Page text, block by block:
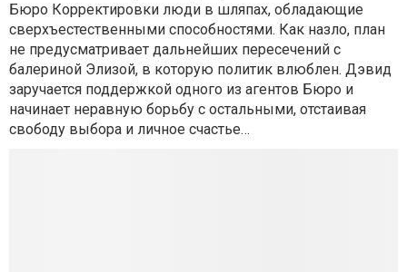
Бюро Корректировки люди в шляпах, обладающие
сверхъестественными способностями. Как назло, план
не предусматривает дальнейших пересечений с
балериной Элизой, в которую политик влюблен. Дэвид
заручается поддержкой одного из агентов Бюро и
начинает неравную борьбу с остальными, отстаивая
свободу выбора и личное счастье…